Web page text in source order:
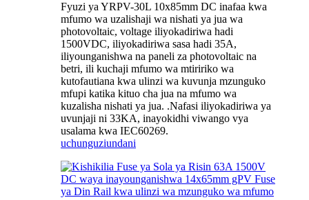
Fyuzi ya YRPV-30L 10x85mm DC inafaa kwa
mfumo wa uzalishaji wa nishati ya jua wa
photovoltaic, voltage iliyokadiriwa hadi
1500VDC, iliyokadiriwa sasa hadi 35A,
iliyounganishwa na paneli za photovoltaic na
betri, ili kuchaji mfumo wa mtiririko wa
kutofautiana kwa ulinzi wa kuvunja mzunguko
mfupi katika kituo cha jua na mfumo wa
kuzalisha nishati ya jua. .Nafasi iliyokadiriwa ya
uvunjaji ni 33KA, inayokidhi viwango vya
usalama kwa IEC60269.
uchunguziundani